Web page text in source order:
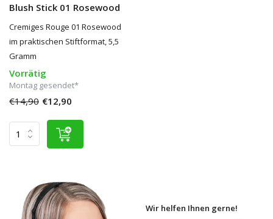
Blush Stick 01 Rosewood
Cremiges Rouge 01 Rosewood
im praktischen Stiftformat, 5,5
Gramm
Vorrätig
Montag gesendet*
€14,90 €12,90
Wir helfen Ihnen gerne!